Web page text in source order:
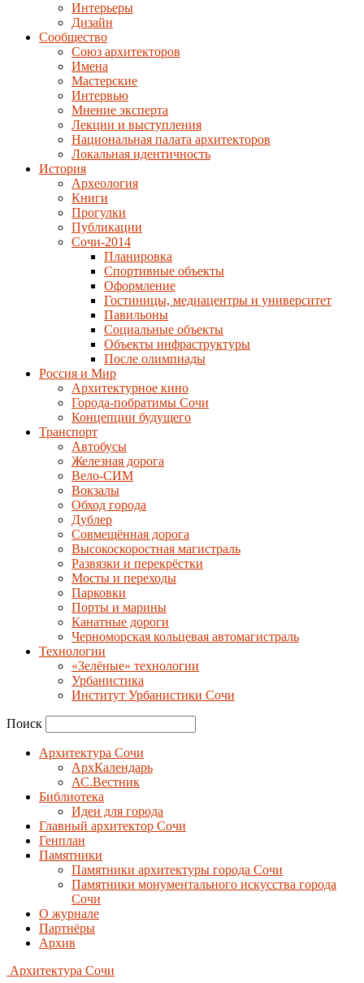
Интерьеры
Дизайн
Сообщество
Союз архитекторов
Имена
Мастерские
Интервью
Мнение эксперта
Лекции и выступления
Национальная палата архитекторов
Локальная идентичность
История
Археология
Книги
Прогулки
Публикации
Сочи-2014
Планировка
Спортивные объекты
Оформление
Гостиницы, медиацентры и университет
Павильоны
Социальные объекты
Объекты инфраструктуры
После олимпиады
Россия и Мир
Архитектурное кино
Города-побратимы Сочи
Концепции будущего
Транспорт
Автобусы
Железная дорога
Вело-СИМ
Вокзалы
Обход города
Дублер
Совмещённая дорога
Высокоскоростная магистраль
Развязки и перекрёстки
Мосты и переходы
Парковки
Порты и марины
Канатные дороги
Черноморская кольцевая автомагистраль
Технологии
«Зелёные» технологии
Урбанистика
Институт Урбанистики Сочи
Поиск
Архитектура Сочи
АрхКалендарь
АС.Вестник
Библиотека
Идеи для города
Главный архитектор Сочи
Генплан
Памятники
Памятники архитектуры города Сочи
Памятники монументального искусства города
Сочи
О журнале
Партнёры
Архив
Архитектура Сочи